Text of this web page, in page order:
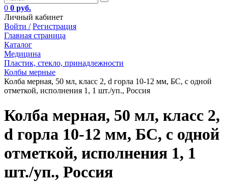
0 0 руб.
Личный кабинет
Войти / Регистрация
Главная страница
Каталог
Медицина
Пластик, стекло, принадлежности
Колбы мерные
Колба мерная, 50 мл, класс 2, d горла 10-12 мм, БС, с одной
отметкой, исполнения 1, 1 шт./уп., Россия
Колба мерная, 50 мл, класс 2,
d горла 10-12 мм, БС, с одной
отметкой, исполнения 1, 1
шт./уп., Россия